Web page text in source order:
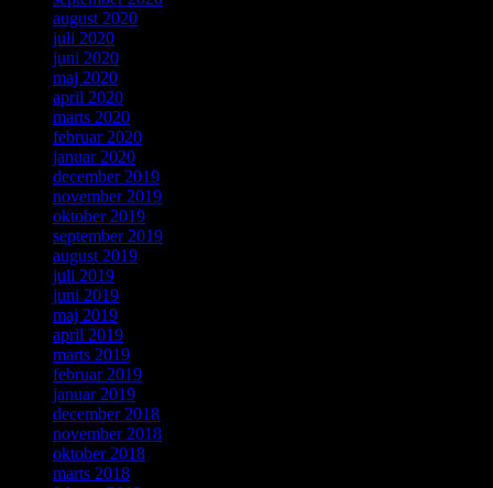
august 2020
juli 2020
juni 2020
maj 2020
april 2020
marts 2020
februar 2020
januar 2020
december 2019
november 2019
oktober 2019
september 2019
august 2019
juli 2019
juni 2019
maj 2019
april 2019
marts 2019
februar 2019
januar 2019
december 2018
november 2018
oktober 2018
marts 2018